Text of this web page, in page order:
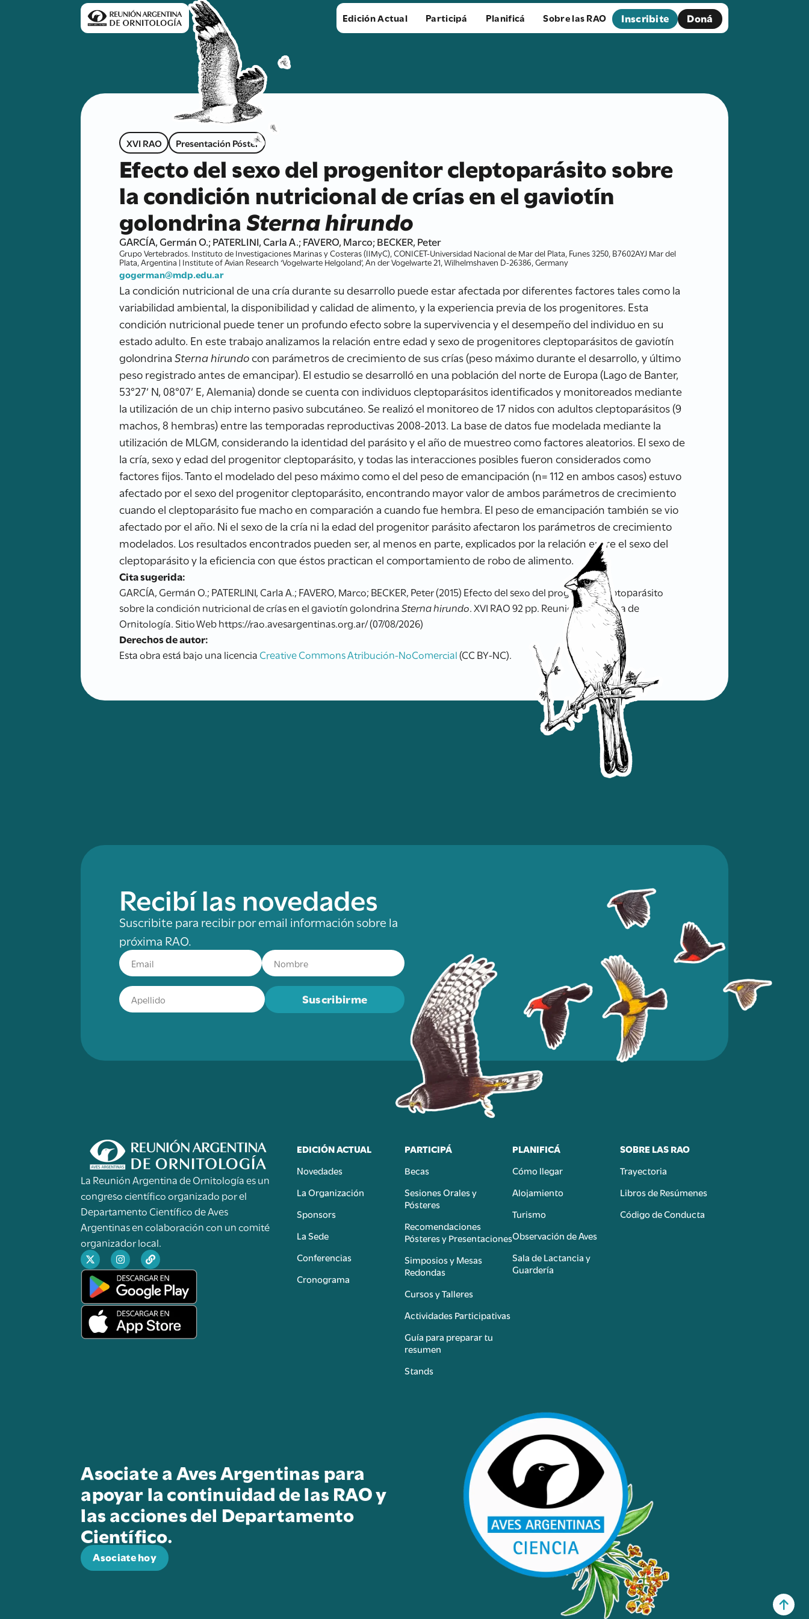
Edición Actual Participá Planificá Sobre las RAO Inscribite Doná
XVI RAO Presentación Póster
Efecto del sexo del progenitor cleptoparásito sobre
la condición nutricional de crías en el gaviotín
golondrinaSterna hirundo
GARCÍA, Germán O.; PATERLINI, Carla A.; FAVERO, Marco; BECKER, Peter
Grupo Vertebrados. Instituto de Investigaciones Marinas y Costeras (IIMyC), CONICET-Universidad Nacional de Mar del Plata, Funes 3250, B7602AYJ Mar del
Plata, Argentina | Institute of Avian Research ‘Vogelwarte Helgoland’, An der Vogelwarte 21, Wilhelmshaven D-26386, Germany
gogerman@mdp.edu.ar
La condición nutricional de una cría durante su desarrollo puede estar afectada por diferentes factores tales como la
variabilidad ambiental, la disponibilidad y calidad de alimento, y la experiencia previa de los progenitores. Esta
condición nutricional puede tener un profundo efecto sobre la supervivencia y el desempeño del individuo en su
estado adulto. En este trabajo analizamos la relación entre edad y sexo de progenitores cleptoparásitos de gaviotín
golondrinaSterna hirundocon parámetros de crecimiento de sus crías (peso máximo durante el desarrollo, y último
peso registrado antes de emancipar). El estudio se desarrolló en una población del norte de Europa (Lago de Banter,
53°27’ N, 08°07’ E, Alemania) donde se cuenta con individuos cleptoparásitos identificados y monitoreados mediante
la utilización de un chip interno pasivo subcutáneo. Se realizó el monitoreo de 17 nidos con adultos cleptoparásitos (9
machos, 8 hembras) entre las temporadas reproductivas 2008-2013. La base de datos fue modelada mediante la
utilización de MLGM, considerando la identidad del parásito y el año de muestreo como factores aleatorios. El sexo de
la cría, sexo y edad del progenitor cleptoparásito, y todas las interacciones posibles fueron considerados como
factores fijos. Tanto el modelado del peso máximo como el del peso de emancipación (n= 112 en ambos casos) estuvo
afectado por el sexo del progenitor cleptoparásito, encontrando mayor valor de ambos parámetros de crecimiento
cuando el cleptoparásito fue macho en comparación a cuando fue hembra. El peso de emancipación también se vio
afectado por el año. Ni el sexo de la cría ni la edad del progenitor parásito afectaron los parámetros de crecimiento
modelados. Los resultados encontrados pueden ser, al menos en parte, explicados por la relación entre el sexo del
cleptoparásito y la eficiencia con que éstos practican el comportamiento de robo de alimento.
Cita sugerida:
GARCÍA, Germán O.; PATERLINI, Carla A.; FAVERO, Marco; BECKER, Peter (2015) Efecto del sexo del progenitor cleptoparásito
sobre la condición nutricional de crías en el gaviotín golondrinaSterna hirundo. XVI RAO 92 pp. Reunión Argentina de
Ornitología. Sitio Web https://rao.avesargentinas.org.ar/ (07/08/2026)
Derechos de autor:
Esta obra está bajo una licencia Creative Commons Atribución-NoComercial(CC BY-NC).
Recibí las novedades
Suscribite para recibir por email información sobre la
próxima RAO.
Suscribirme
La Reunión Argentina de Ornitología es un
congreso científico organizado por el
Departamento Científico de Aves
Argentinas en colaboración con un comité
organizador local.
EDICIÓN ACTUAL
Novedades
La Organización
Sponsors
La Sede
Conferencias
Cronograma
PARTICIPÁ
Becas
Sesiones Orales y
Pósteres
Recomendaciones
Pósteres y Presentaciones
Simposios y Mesas
Redondas
Cursos y Talleres
Actividades Participativas
Guía para preparar tu
resumen
Stands
PLANIFICÁ
Cómo llegar
Alojamiento
Turismo
Observación de Aves
Sala de Lactancia y
Guardería
SOBRE LAS RAO
Trayectoria
Libros de Resúmenes
Código de Conducta
Asociate a Aves Argentinas para
apoyar la continuidad de las RAO y
las acciones del Departamento
Científico.
Asociate hoy